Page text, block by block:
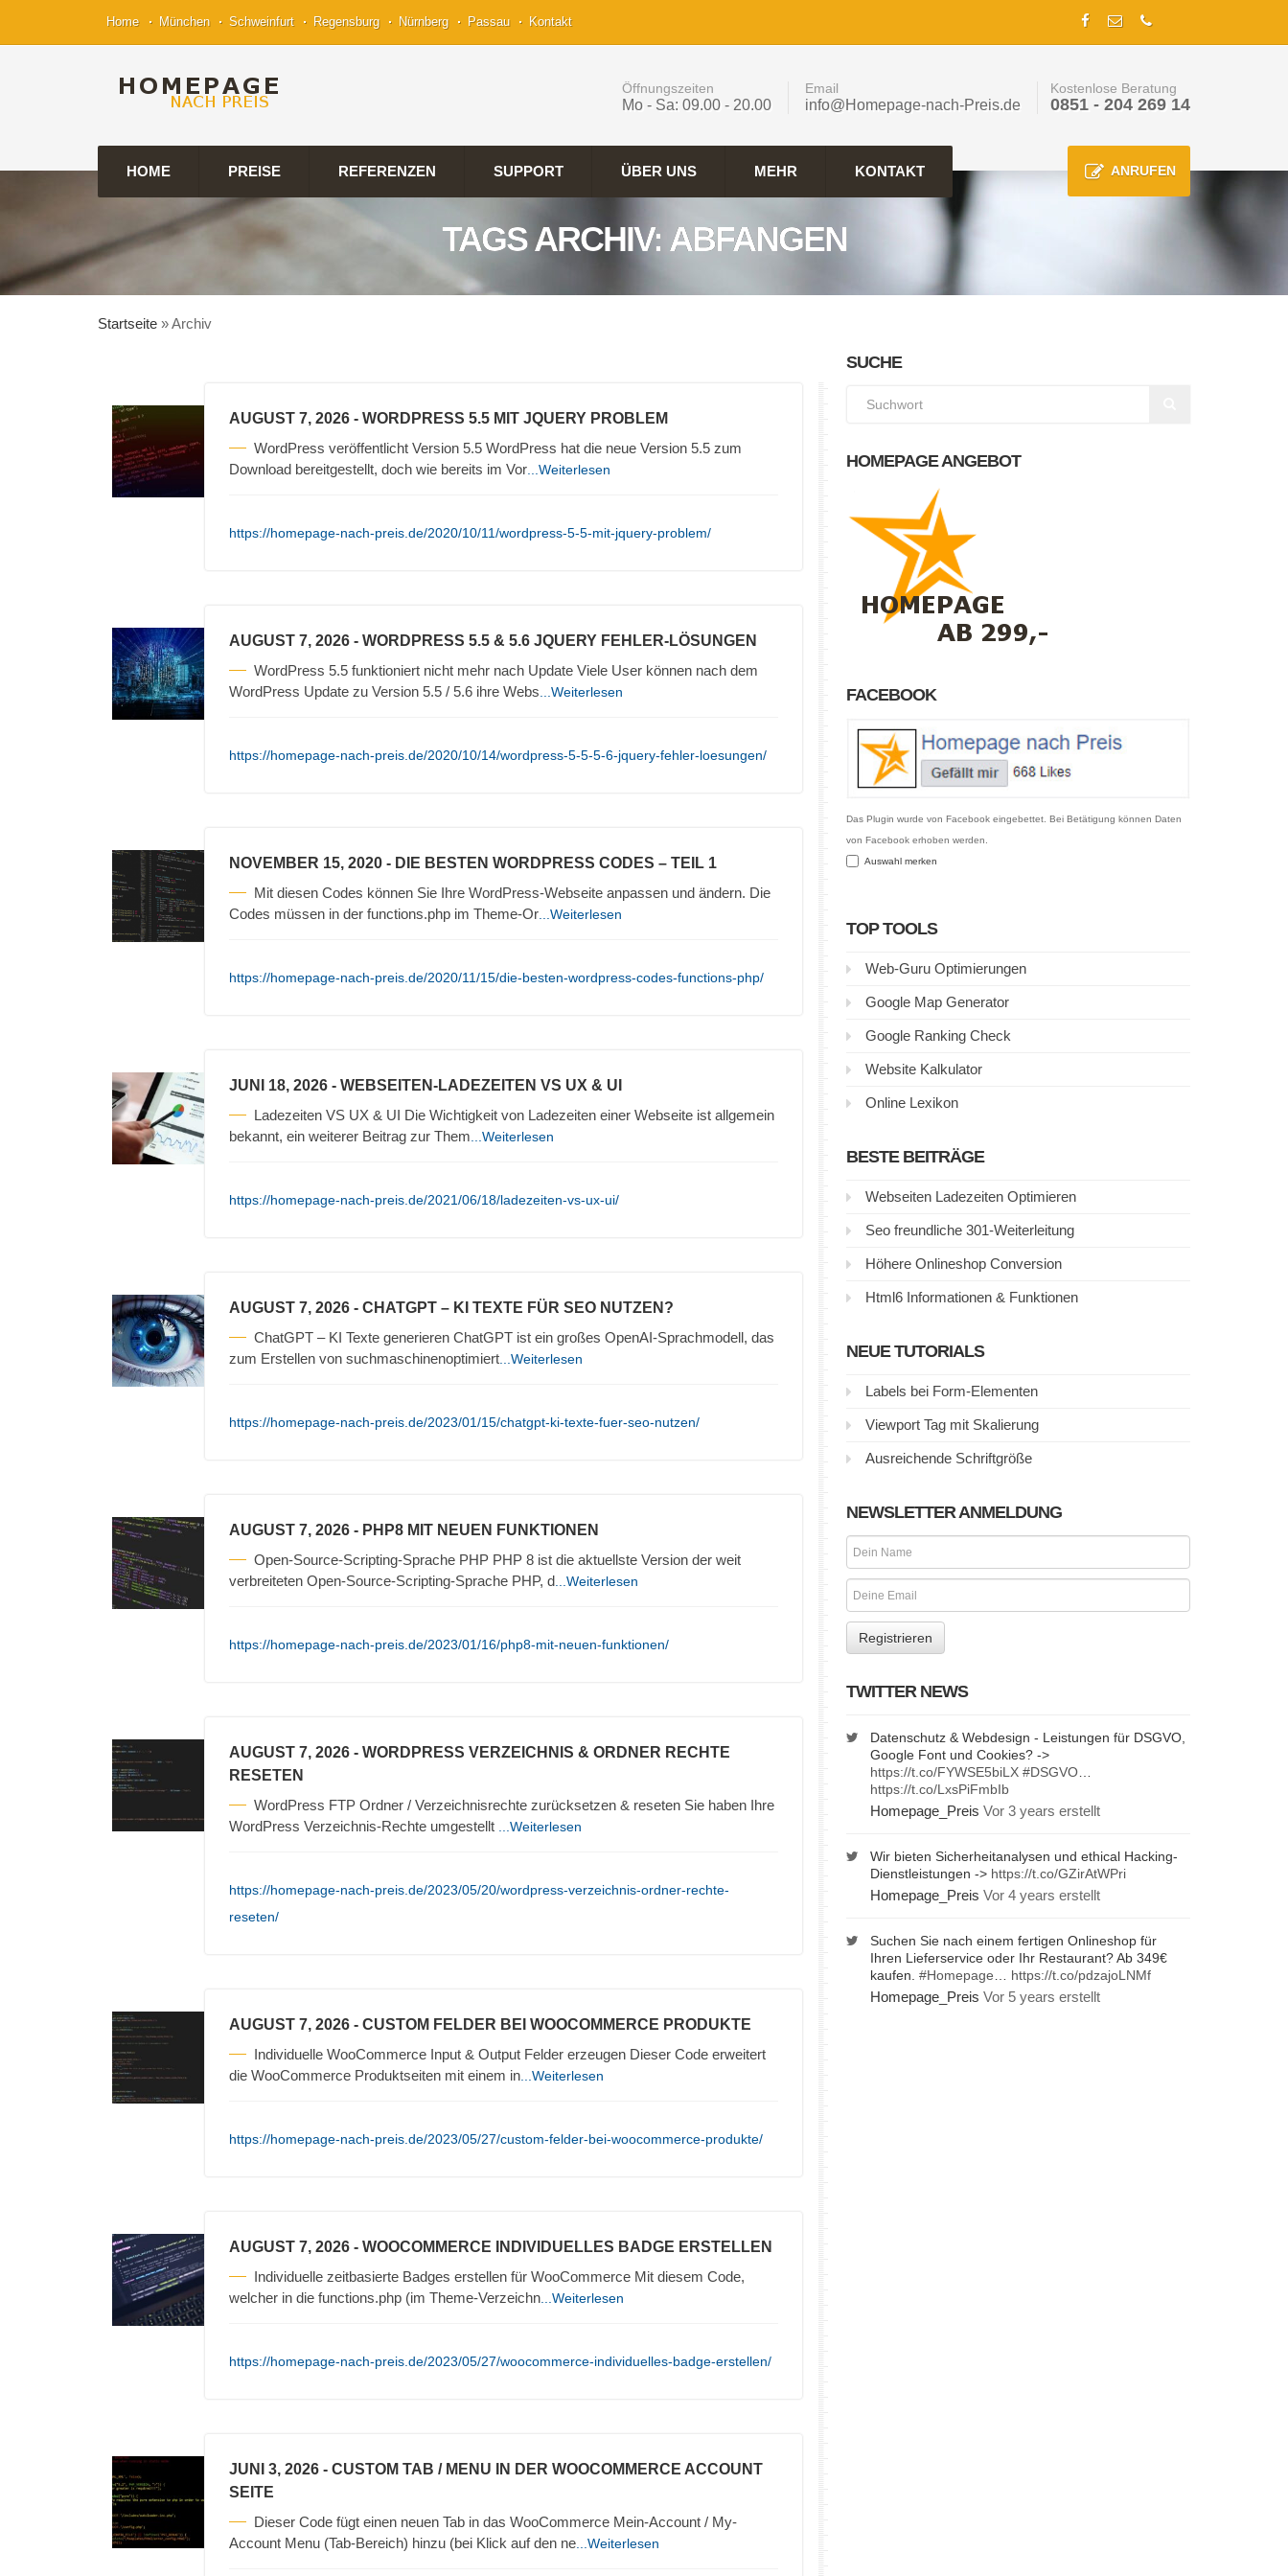
Home München Schweinfurt Regensburg Nürnberg Passau Kontakt
Öffnungszeiten
Mo - Sa: 09.00 - 20.00
Email
info@Homepage-nach-Preis.de
Kostenlose Beratung
0851 - 204 269 14
HOME PREISE REFERENZEN SUPPORT ÜBER UNS MEHR KONTAKT ANRUFEN
TAGS ARCHIV: ABFANGEN
Startseite »Archiv
AUGUST 7, 2026 - WORDPRESS 5.5 MIT JQUERY PROBLEM
WordPress veröffentlicht Version 5.5 WordPress hat die neue Version 5.5 zum
Download bereitgestellt, doch wie bereits im Vor ...Weiterlesen
https://homepage-nach-preis.de/2020/10/11/wordpress-5-5-mit-jquery-problem/
AUGUST 7, 2026 - WORDPRESS 5.5 & 5.6 JQUERY FEHLER-LÖSUNGEN
WordPress 5.5 funktioniert nicht mehr nach Update Viele User können nach dem
WordPress Update zu Version 5.5 / 5.6 ihre Webs ...Weiterlesen
https://homepage-nach-preis.de/2020/10/14/wordpress-5-5-5-6-jquery-fehler-loesungen/
NOVEMBER 15, 2020 - DIE BESTEN WORDPRESS CODES – TEIL 1
Mit diesen Codes können Sie Ihre WordPress-Webseite anpassen und ändern. Die
Codes müssen in der functions.php im Theme-Or ...Weiterlesen
https://homepage-nach-preis.de/2020/11/15/die-besten-wordpress-codes-functions-php/
JUNI 18, 2026 - WEBSEITEN-LADEZEITEN VS UX & UI
Ladezeiten VS UX & UI Die Wichtigkeit von Ladezeiten einer Webseite ist allgemein
bekannt, ein weiterer Beitrag zur Them ...Weiterlesen
https://homepage-nach-preis.de/2021/06/18/ladezeiten-vs-ux-ui/
AUGUST 7, 2026 - CHATGPT – KI TEXTE FÜR SEO NUTZEN?
ChatGPT – KI Texte generieren ChatGPT ist ein großes OpenAI-Sprachmodell, das
zum Erstellen von suchmaschinenoptimiert ...Weiterlesen
https://homepage-nach-preis.de/2023/01/15/chatgpt-ki-texte-fuer-seo-nutzen/
AUGUST 7, 2026 - PHP8 MIT NEUEN FUNKTIONEN
Open-Source-Scripting-Sprache PHP PHP 8 ist die aktuellste Version der weit
verbreiteten Open-Source-Scripting-Sprache PHP, d ...Weiterlesen
https://homepage-nach-preis.de/2023/01/16/php8-mit-neuen-funktionen/
AUGUST 7, 2026 - WORDPRESS VERZEICHNIS & ORDNER RECHTE
RESETEN
WordPress FTP Ordner / Verzeichnisrechte zurücksetzen & reseten Sie haben Ihre
WordPress Verzeichnis-Rechte umgestellt
...Weiterlesen
https://homepage-nach-preis.de/2023/05/20/wordpress-verzeichnis-ordner-rechte-
reseten/
AUGUST 7, 2026 - CUSTOM FELDER BEI WOOCOMMERCE PRODUKTE
Individuelle WooCommerce Input & Output Felder erzeugen Dieser Code erweitert
die WooCommerce Produktseiten mit einem in ...Weiterlesen
https://homepage-nach-preis.de/2023/05/27/custom-felder-bei-woocommerce-produkte/
AUGUST 7, 2026 - WOOCOMMERCE INDIVIDUELLES BADGE ERSTELLEN
Individuelle zeitbasierte Badges erstellen für WooCommerce Mit diesem Code,
welcher in die functions.php (im Theme-Verzeichn ...Weiterlesen
https://homepage-nach-preis.de/2023/05/27/woocommerce-individuelles-badge-erstellen/
JUNI 3, 2026 - CUSTOM TAB / MENU IN DER WOOCOMMERCE ACCOUNT
SEITE
Dieser Code fügt einen neuen Tab in das WooCommerce Mein-Account / My-
Account Menu (Tab-Bereich) hinzu (bei Klick auf den ne ...Weiterlesen
SUCHE
HOMEPAGE ANGEBOT
FACEBOOK
Das Plugin wurde von Facebook eingebettet. Bei Betätigung können Daten
von Facebook erhoben werden.
Auswahl merken
TOP TOOLS
Web-Guru Optimierungen
Google Map Generator
Google Ranking Check
Website Kalkulator
Online Lexikon
BESTE BEITRÄGE
Webseiten Ladezeiten Optimieren
Seo freundliche 301-Weiterleitung
Höhere Onlineshop Conversion
Html6 Informationen & Funktionen
NEUE TUTORIALS
Labels bei Form-Elementen
Viewport Tag mit Skalierung
Ausreichende Schriftgröße
NEWSLETTER ANMELDUNG
TWITTER NEWS
Datenschutz & Webdesign - Leistungen für DSGVO,
Google Font und Cookies? ->
https://t.co/FYWSE5biLX #DSGVO…
https://t.co/LxsPiFmbIb
Homepage_Preis Vor 3 years erstellt
Wir bieten Sicherheitanalysen und ethical Hacking-
Dienstleistungen -> https://t.co/GZirAtWPri
Homepage_Preis Vor 4 years erstellt
Suchen Sie nach einem fertigen Onlineshop für
Ihren Lieferservice oder Ihr Restaurant? Ab 349€
kaufen. #Homepage https://t.co/pdzajoLNMf
Homepage_Preis Vor 5 years erstellt